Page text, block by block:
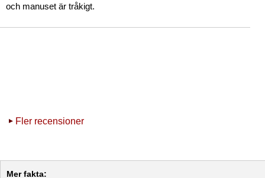
och manuset är tråkigt.
Fler recensioner
Mer fakta: